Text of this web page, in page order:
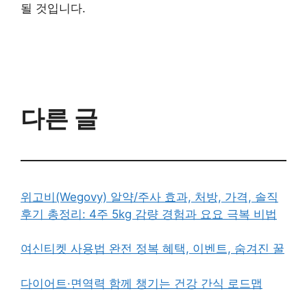
될 것입니다.
다른 글
위고비(Wegovy) 알약/주사 효과, 처방, 가격, 솔직
후기 총정리: 4주 5kg 감량 경험과 요요 극복 비법
여신티켓 사용법 완전 정복 혜택, 이벤트, 숨겨진 꿀
다이어트·면역력 함께 챙기는 건강 간식 로드맵